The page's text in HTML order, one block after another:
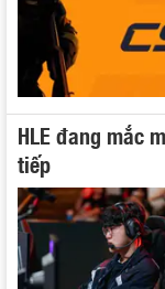
HLE đang mắc
tiếp